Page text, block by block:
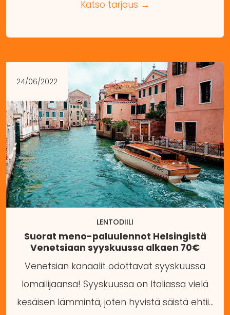
Katso tarjous →
24/06/2022
LENTODIILI
Suorat meno-paluulennot Helsingistä
Venetsiaan syyskuussa alkaen 70€
Venetsian kanaalit odottavat syyskuussa
lomailijaansa! Syyskuussa on Italiassa vielä
kesäisen lämmintä, joten hyvistä säistä ehtii…